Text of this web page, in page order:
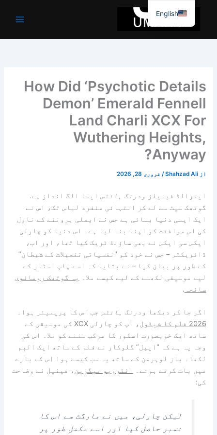
جائیں۔
How Did ‘Psychotic Details
Demon’ Emerald Fennell
Land Charli XCX For
Wuthering Heights,
Anyway?
از Shahzad Ali
/ فروری 28, 2026
ایمرالڈ فینیلز ودرنگ ہائٹس ایسا الگ انداز ہے.
گوتھک سیٹ سے لے کر انتہائی منفرد لباس تک، اس نے
ایک ایسی دنیا بنائی ہے جس نے ایملی برونٹے کے ناول
کی اس موافقت کو اپنا بنا لیا ہے۔ اس دنیا کو چارلی
ایکس سی ایکس نے بھی ساؤنڈ ٹریک کیا تھا، اور اب،
ڈائریکٹر – جس نے خود کو "نفسیاتی تفصیلات کے شیطان”
کے طور پر بیان کیا – نے بتایا کہ اسے پاپ اسٹار کے
لیے موسیقی لکھنے کے لیے کیسے ملا۔
یہ گوتھک رومانوی
سانحہ .
اگر جا کر دیکھا ودرنگ ہائٹس جب اس کا پریمیئر ہوا۔
2026 فلم کا شیڈول
، آپ کو چارلی XCX کی موسیقی کے
ساتھ ایک خوبصورت اسکور کا مرکب سننے کو ملا۔ اس کی
وجہ یہ ہے کہ "ایپل” گلوکار نے فلم کے ساتھ ایک البم
لکھا۔ باز لوہرمن کے ساتھ یہ سب کیسے ہوا اس کے بارے
میں بات کرتے ہوئے۔
انٹرویو میگزین ، فینیل نے وضاحت
کی:
لیکن چارلی، میں نے مارگٹ سے اس کا
نمبر حاصل کیا اور اسے مکمل طور پر
English